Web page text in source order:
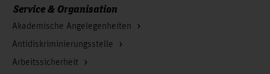
Service & Organisation
Akademische Angelegenheiten
Antidiskriminierungsstelle
Arbeitssicherheit